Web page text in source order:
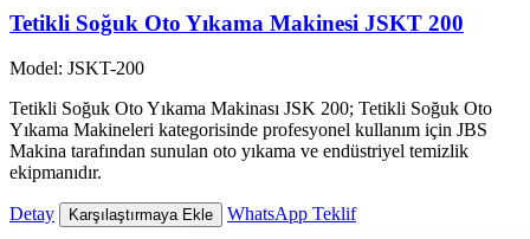
Tetikli Soğuk Oto Yıkama Makinesi JSKT 200
Model: JSKT-200
Tetikli Soğuk Oto Yıkama Makinası JSK 200; Tetikli Soğuk Oto
Yıkama Makineleri kategorisinde profesyonel kullanım için JBS
Makina tarafından sunulan oto yıkama ve endüstriyel temizlik
ekipmanıdır.
Detay Karşılaştırmaya Ekle WhatsApp Teklif